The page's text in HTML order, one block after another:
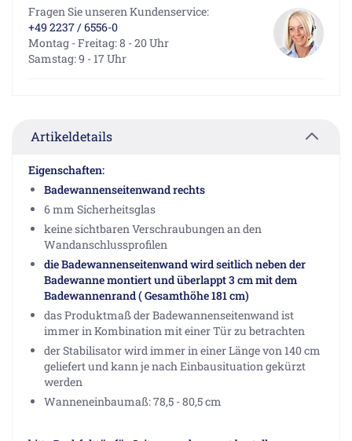
Fragen Sie unseren Kundenservice:
+49 2237 / 6556-0
Montag - Freitag: 8 - 20 Uhr
Samstag: 9 - 17 Uhr
Artikeldetails
Eigenschaften:
Badewannenseitenwand rechts
6 mm Sicherheitsglas
keine sichtbaren Verschraubungen an den
Wandanschlussprofilen
die Badewannenseitenwand wird seitlich neben der
Badewanne montiert und überlappt 3 cm mit dem
Badewannenrand ( Gesamthöhe 181 cm)
das Produktmaß der Badewannenseitenwand ist
immer in Kombination mit einer Tür zu betrachten
der Stabilisator wird immer in einer Länge von 140 cm
geliefert und kann je nach Einbausituation gekürzt
werden
Wanneneinbaumaß: 78,5 - 80,5 cm